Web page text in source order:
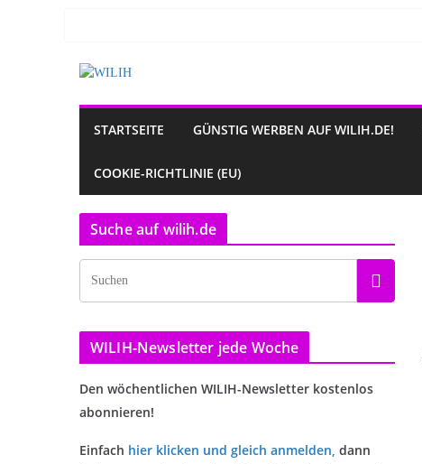
STARTSEITE GÜNSTIG WERBEN AUF WILIH.DE!
COOKIE-RICHTLINIE (EU)
Suche auf wilih.de
WILIH-Newsletter jede Woche
Den wöchentlichen WILIH-Newsletter kostenlos
abonnieren!
Einfach hier klicken und gleich anmelden, dann